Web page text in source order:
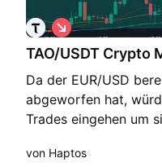
(vereinfachter
Token-Emission
Liquidität/
Marktumfeld: stark -
📉 Technische
Rally steht TAO
Frühere Hochs, bei
TAO/USDT
Da der EUR/USD
abgeworfen hat,
Trades eingehen um
weiterhin aktiv zu
S
h
o
t
von Haptos